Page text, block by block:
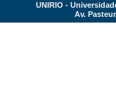
UNIRIO -
Av.